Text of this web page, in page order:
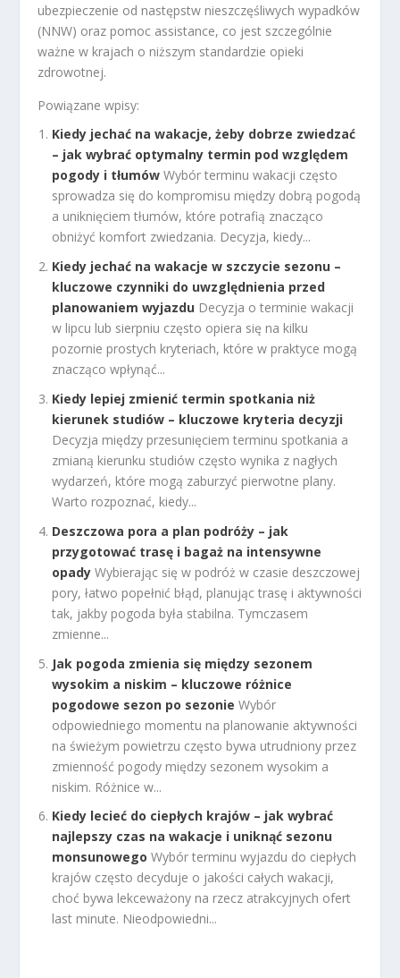
ubezpieczenie od następstw nieszczęśliwych wypadków
(NNW) oraz pomoc assistance, co jest szczególnie
ważne w krajach o niższym standardzie opieki
zdrowotnej.
Powiązane wpisy:
Kiedy jechać na wakacje, żeby dobrze zwiedzać
– jak wybrać optymalny termin pod względem
pogody i tłumów Wybór terminu wakacji często
sprowadza się do kompromisu między dobrą pogodą
a uniknięciem tłumów, które potrafią znacząco
obniżyć komfort zwiedzania. Decyzja, kiedy...
Kiedy jechać na wakacje w szczycie sezonu –
kluczowe czynniki do uwzględnienia przed
planowaniem wyjazdu Decyzja o terminie wakacji
w lipcu lub sierpniu często opiera się na kilku
pozornie prostych kryteriach, które w praktyce mogą
znacząco wpłynąć...
Kiedy lepiej zmienić termin spotkania niż
kierunek studiów – kluczowe kryteria decyzji
Decyzja między przesunięciem terminu spotkania a
zmianą kierunku studiów często wynika z nagłych
wydarzeń, które mogą zaburzyć pierwotne plany.
Warto rozpoznać, kiedy...
Deszczowa pora a plan podróży – jak
przygotować trasę i bagaż na intensywne
opady Wybierając się w podróż w czasie deszczowej
pory, łatwo popełnić błąd, planując trasę i aktywności
tak, jakby pogoda była stabilna. Tymczasem
zmienne...
Jak pogoda zmienia się między sezonem
wysokim a niskim – kluczowe różnice
pogodowe sezon po sezonie Wybór
odpowiedniego momentu na planowanie aktywności
na świeżym powietrzu często bywa utrudniony przez
zmienność pogody między sezonem wysokim a
niskim. Różnice w...
Kiedy lecieć do ciepłych krajów – jak wybrać
najlepszy czas na wakacje i uniknąć sezonu
monsunowego Wybór terminu wyjazdu do ciepłych
krajów często decyduje o jakości całych wakacji,
choć bywa lekceważony na rzecz atrakcyjnych ofert
last minute. Nieodpowiedni...